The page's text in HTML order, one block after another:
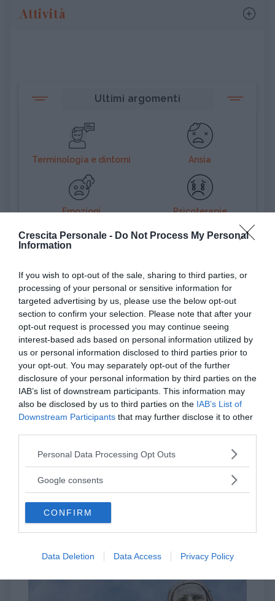
Crescita Personale - Do Not Process My Personal
Information
If you wish to opt-out of the sale, sharing to third parties, or
processing of your personal or sensitive information for
targeted advertising by us, please use the below opt-out
section to confirm your selection. Please note that after your
opt-out request is processed you may continue seeing
interest-based ads based on personal information utilized by
us or personal information disclosed to third parties prior to
your opt-out. You may separately opt-out of the further
disclosure of your personal information by third parties on the
IAB’s list of downstream participants. This information may
also be disclosed by us to third parties on the IAB’s List of
Downstream Participants that may further disclose it to other
Please note that this website/app uses one or more Google
not limited to your visit or usage behaviour. You may click to
use your data for below specified purposes in below Google
consent section.
Personal Data Processing Opt Outs
Google consents
CONFIRM
Data Deletion Data Access Privacy Policy
Attività
Ultimi argomenti
Terminologia e dintorni Ansia
Emozioni Psicoterapie
APPRENDIMENTO
ATTEGGIAMENTO
Incassare un rifiuto: come riprendersi
(alla grand...
PSICOLOGIA
Pensiero magico: cos'è e perché può
rivelarsi util...
DISAGIO PSICOLOGICO
persona
I nostri speciali